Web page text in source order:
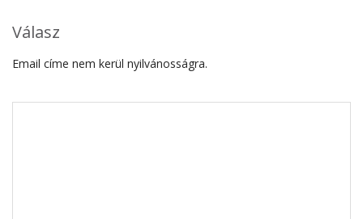
Válasz
Email címe nem kerül nyilvánosságra.